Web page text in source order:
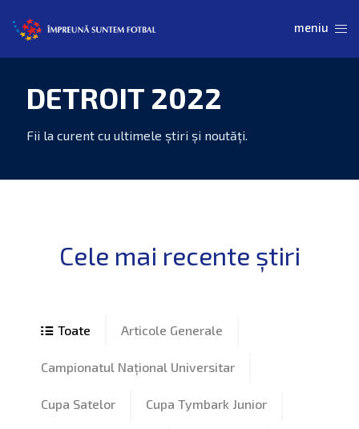
DETROIT 2022
Articole Generale
Campionatul Național Universitar
Cupa Satelor Cupa Tymbark Junior